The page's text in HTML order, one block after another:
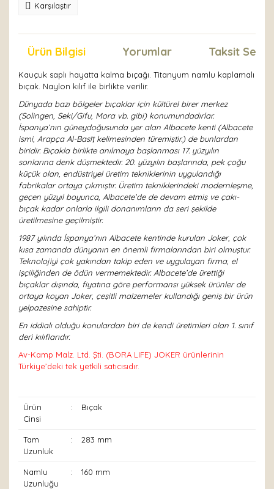
Karşılaştır
Ürün Bilgisi Yorumlar Taksit
Kauçuk saplı hayatta kalma bıçağı. Titanyum namlu kaplamalı
bıçak. Naylon kılıf ile birlikte verilir.
Dünyada bazı bölgeler bıçaklar için kültürel birer merkez
(Solingen, Seki/Gifu, Mora vb. gibi) konumundadırlar.
İspanya’nın güneydoğusunda yer alan Albacete kenti (Albacete
ismi, Arapça Al-Basīṭ kelimesinden türemiştir.) de bunlardan
biridir. Bıçakla birlikte anılmaya başlanması 17. yüzyılın
sonlarına denk düşmektedir. 20. yüzyılın başlarında, pek çoğu
küçük olan, endüstriyel üretim tekniklerinin uygulandığı
fabrikalar ortaya çıkmıştır. Üretim tekniklerindeki modernleşme,
geçen yüzyıl boyunca, Albacete’de de devam etmiş ve çakı-
bıçak kadar onlarla ilgili donanımların da seri şekilde
üretilmesine geçilmiştir.
1987 yılında İspanya’nın Albacete kentinde kurulan Joker, çok
kısa zamanda dünyanın en önemli firmalarından biri olmuştur.
Teknolojiyi çok yakından takip eden ve uygulayan firma, el
işçiliğinden de ödün vermemektedir. Albacete’de ürettiği
bıçaklar dışında, fiyatına göre performansı yüksek ürünler de
ortaya koyan Joker, çeşitli malzemeler kullandığı geniş bir ürün
yelpazesine sahiptir.
En iddialı olduğu konulardan biri de kendi üretimleri olan 1. sınıf
deri kılıflarıdır.
Av-Kamp Malz. Ltd. Şti. (BORA LIFE) JOKER ürünlerinin
Türkiye’deki tek yetkili satıcısıdır.
Ürün
Cinsi
: Bıçak
Tam
Uzunluk
: 283 mm
Namlu
Uzunluğu
: 160 mm